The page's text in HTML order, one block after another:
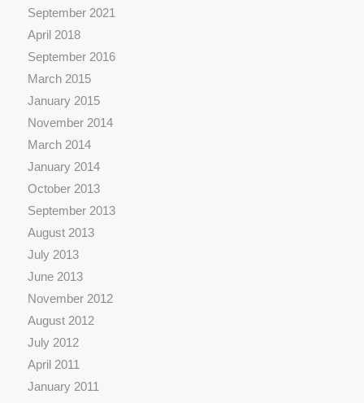
September 2021
April 2018
September 2016
March 2015
January 2015
November 2014
March 2014
January 2014
October 2013
September 2013
August 2013
July 2013
June 2013
November 2012
August 2012
July 2012
April 2011
January 2011